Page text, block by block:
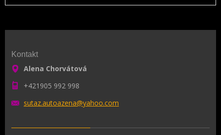
Kontakt
Alena Chorvátová
+421905 992 998
sutaz.autoazena@yahoo.com